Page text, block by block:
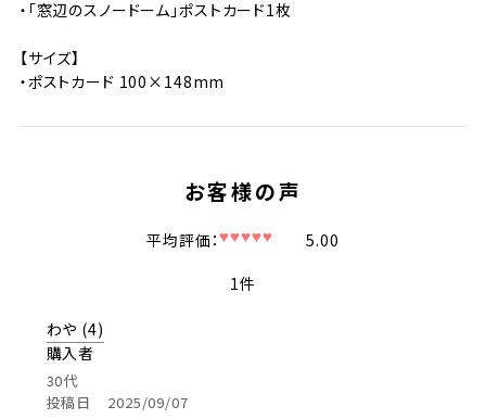
・「窓辺のスノードーム」ポストカード1枚
【サイズ】
・ポストカード 100×148mm
5.00
1
わや 4
購入者
30代
投稿日
2025/09/07